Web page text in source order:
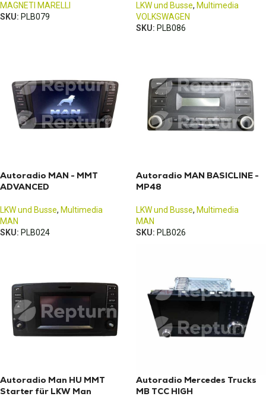
MAGNETI MARELLI
SKU: PLB079
LKW und Busse, Multimedia
VOLKSWAGEN
SKU: PLB086
Autoradio MAN - MMT
ADVANCED
LKW und Busse, Multimedia
MAN
SKU: PLB024
Autoradio MAN BASICLINE -
MP48
LKW und Busse, Multimedia
MAN
SKU: PLB026
Autoradio Man HU MMT
Starter für LKW Man
Autoradio Mercedes Trucks
MB TCC HIGH